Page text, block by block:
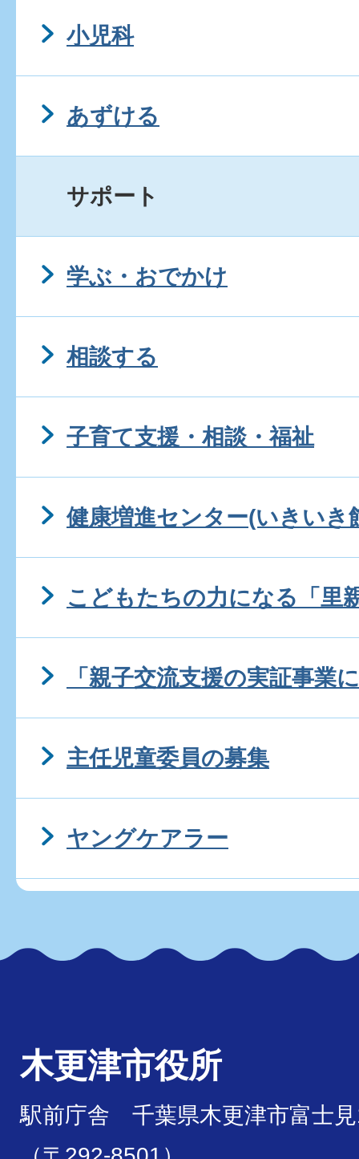
小児科
あずける
サポート
学ぶ・おでかけ
相談する
子育て支援・相談・福祉
健康増進センター(いきいき
こどもたちの力になる「里
「親子交流支援の実証事業
主任児童委員の募集
ヤングケアラー
木更津市役所
駅前庁舎 千葉県木更津市富士